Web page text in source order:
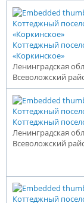
Коттеджный
«Коркинское»
Ленинградская
Всеволожский
Коттеджный
Ленинградская
Всеволожский